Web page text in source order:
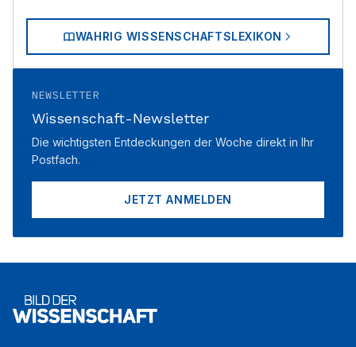
WAHRIG WISSENSCHAFTSLEXIKON
NEWSLETTER
Wissenschaft-Newsletter
Die wichtigsten Entdeckungen der Woche direkt in Ihr
Postfach.
JETZT ANMELDEN